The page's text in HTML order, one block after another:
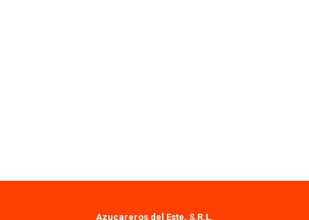
Azucareros del Este, S.R.L.